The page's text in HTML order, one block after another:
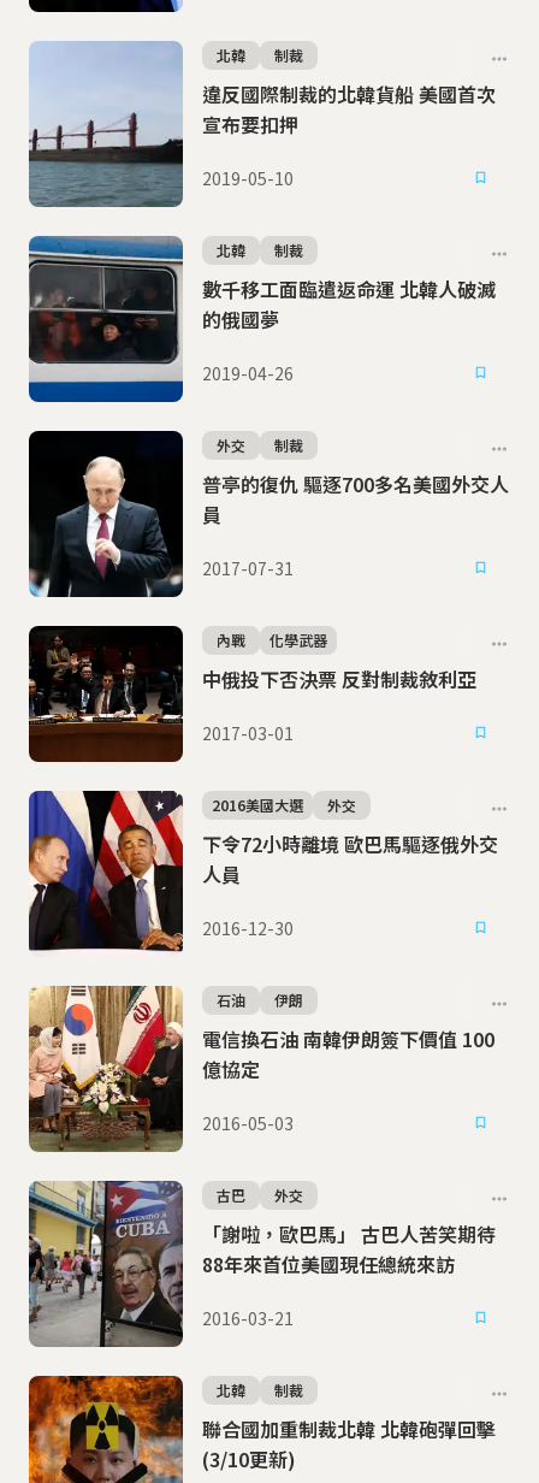
違反國際制裁的北韓貨船 美國首次
宣布要扣押
北韓 制裁
2019-05-10
數千移工面臨遣返命運 北韓人破滅
的俄國夢
北韓 制裁
2019-04-26
普亭的復仇 驅逐700多名美國外交人
員
外交 制裁
2017-07-31
中俄投下否決票 反對制裁敘利亞
內戰 化學武器
2017-03-01
下令72小時離境 歐巴馬驅逐俄外交
人員
2016美國大選 外交
2016-12-30
電信換石油 南韓伊朗簽下價值 100
億協定
石油 伊朗
2016-05-03
「謝啦，歐巴馬」 古巴人苦笑期待
88年來首位美國現任總統來訪
古巴 外交
2016-03-21
聯合國加重制裁北韓 北韓砲彈回擊
(3/10更新)
北韓 制裁